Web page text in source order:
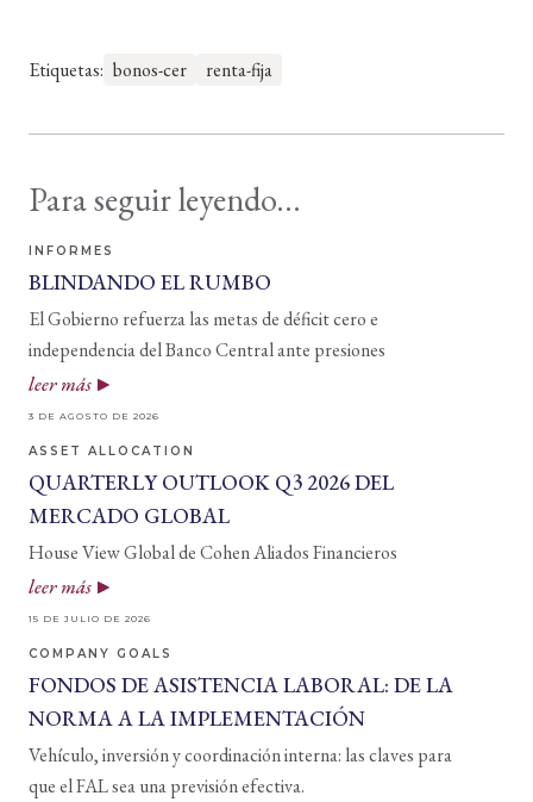
Etiquetas: bonos-cer renta-fija
Para seguir leyendo...
INFORMES
BLINDANDO EL RUMBO
El Gobierno refuerza las metas de déficit cero e
independencia del Banco Central ante presiones
leer más
3 DE AGOSTO DE 2026
ASSET ALLOCATION
QUARTERLY OUTLOOK Q3 2026 DEL
MERCADO GLOBAL
House View Global de Cohen Aliados Financieros
leer más
15 DE JULIO DE 2026
COMPANY GOALS
FONDOS DE ASISTENCIA LABORAL: DE LA
NORMA A LA IMPLEMENTACIÓN
Vehículo, inversión y coordinación interna: las claves para
que el FAL sea una previsión efectiva.